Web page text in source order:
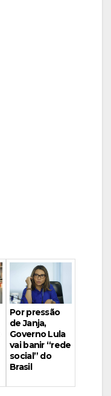
Por pressão
de Janja,
Governo Lula
vai banir “rede
social” do
Brasil